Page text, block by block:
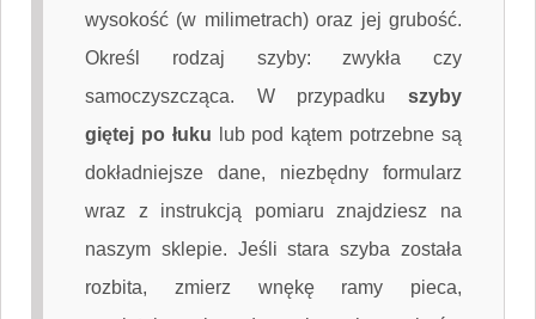
wysokość (w milimetrach) oraz jej grubość.
Określ rodzaj szyby: zwykła czy
samoczyszcząca. W przypadku szyby
giętej po łuku lub pod kątem potrzebne są
dokładniejsze dane, niezbędny formularz
wraz z instrukcją pomiaru znajdziesz na
naszym sklepie. Jeśli stara szyba została
rozbita, zmierz wnękę ramy pieca,